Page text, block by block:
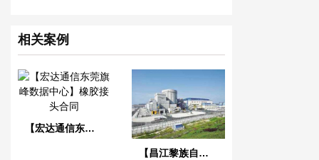
相关案例
【宏达通信东莞旗峰数据中心】橡胶接头合同
【昌江黎族自治区海南核电项目】橡胶膨胀节合同